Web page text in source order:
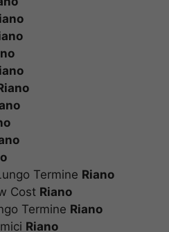
Termine Riano
Cost Riano
Termine Riano
Riano